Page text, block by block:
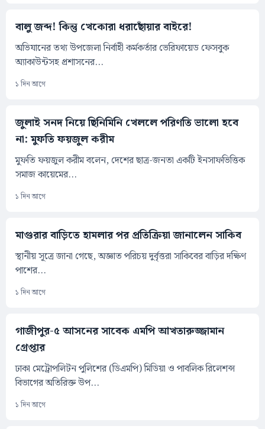
বালু জব্দ! কিন্তু খেকোরা ধরাছোঁয়ার বাইরে!
অভিযানের তথ্য উপজেলা নির্বাহী কর্মকর্তার ভেরিফায়েড ফেসবুক
অ্যাকাউন্টসহ প্রশাসনের...
১ দিন আগে
জুলাই সনদ নিয়ে ছিনিমিনি খেললে পরিণতি ভালো হবে
না: মুফতি ফয়জুল করীম
মুফতি ফয়জুল করীম বলেন, দেশের ছাত্র-জনতা একটি ইনসাফভিত্তিক
সমাজ কায়েমের...
১ দিন আগে
মাগুরার বাড়িতে হামলার পর প্রতিক্রিয়া জানালেন সাকিব
স্থানীয় সূত্রে জানা গেছে, অজ্ঞাত পরিচয় দুর্বৃত্তরা সাকিবের বাড়ির দক্ষিণ
পাশের...
১ দিন আগে
গাজীপুর-৫ আসনের সাবেক এমপি আখতারুজ্জামান
গ্রেপ্তার
ঢাকা মেট্রোপলিটন পুলিশের (ডিএমপি) মিডিয়া ও পাবলিক রিলেশন্স
বিভাগের অতিরিক্ত উপ...
১ দিন আগে